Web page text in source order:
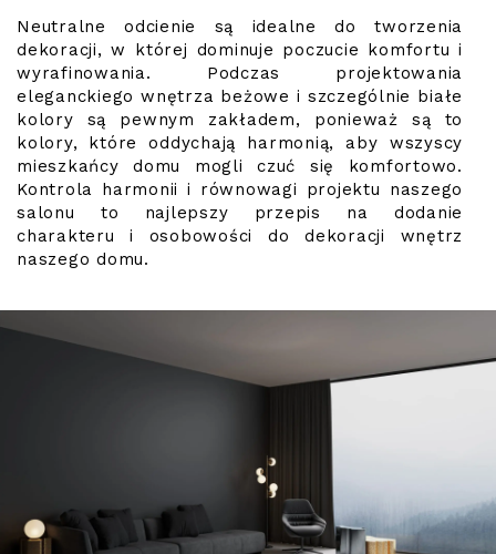
Neutralne odcienie są idealne do tworzenia
dekoracji, w której dominuje poczucie komfortu i
wyrafinowania. Podczas projektowania
eleganckiego wnętrza beżowe i szczególnie białe
kolory są pewnym zakładem, ponieważ są to
kolory, które oddychają harmonią, aby wszyscy
mieszkańcy domu mogli czuć się komfortowo.
Kontrola harmonii i równowagi projektu naszego
salonu to najlepszy przepis na dodanie
charakteru i osobowości do dekoracji wnętrz
naszego domu.